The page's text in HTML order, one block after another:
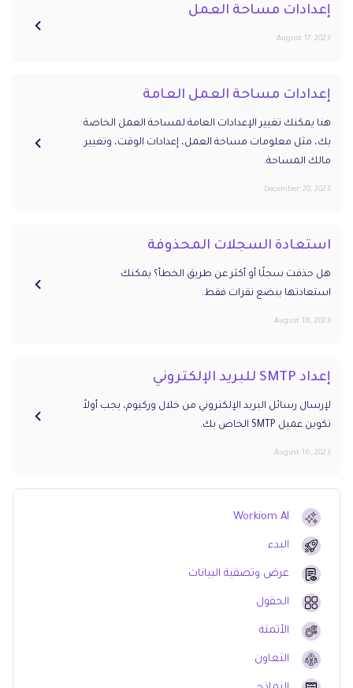
Workiom AI
البدء
عرض وتصفية البيانات
الحقول
الأتمتة
التعاون
إعدادات مساحة العمل
August 17, 2023
إعدادات مساحة العمل العامة
هنا يمكنك تغيير الإعدادات العامة لمساحة العمل الخاصة
بك، مثل معلومات مساحة العمل، إعدادات الوقت، وتغيير
مالك المساحة.
December 20, 2023
استعادة السجلات المحذوفة
هل حذفت سجلًا أو أكثر عن طريق الخطأ؟ يمكنك
استعادتها ببضع نقرات فقط.
August 18, 2023
إعداد SMTP للبريد الإلكتروني
لإرسال رسائل البريد الإلكتروني من خلال وركيوم، يجب أولاً
تكوين عميل SMTP الخاص بك.
August 16, 2023